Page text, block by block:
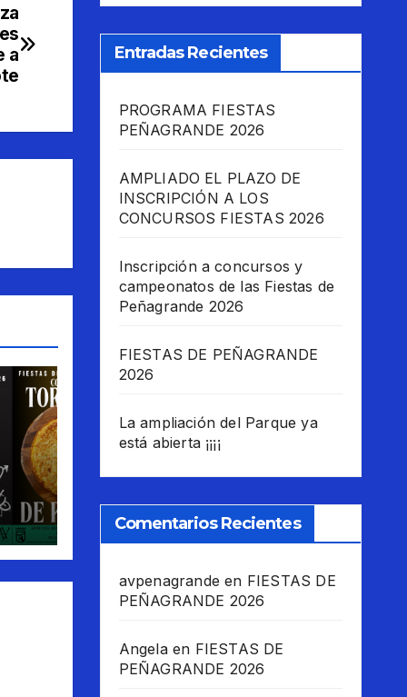
a
las
Entradas Recientes
PROGRAMA FIESTAS
PEÑAGRANDE 2026
AMPLIADO EL PLAZO DE
INSCRIPCIÓN A LOS
CONCURSOS FIESTAS 2026
Inscripción a concursos y
campeonatos de las Fiestas de
Peñagrande 2026
FIESTAS DE PEÑAGRANDE
2026
La ampliación del Parque ya
está abierta ¡¡¡¡
Comentarios Recientes
avpenagrande en FIESTAS DE
PEÑAGRANDE 2026
Angelaen FIESTAS DE
PEÑAGRANDE 2026